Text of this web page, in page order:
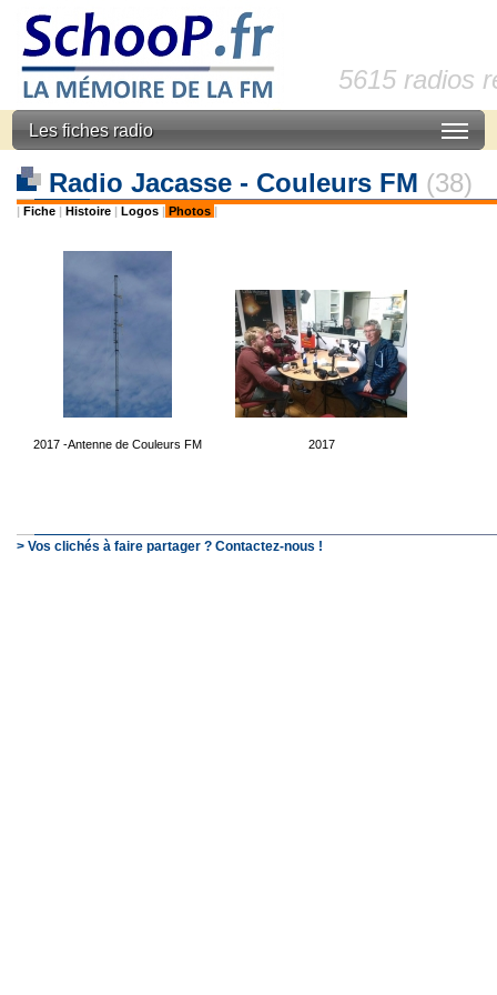
5615 radios
Les fiches radio
Radio Jacasse - Couleurs FM (38)
| Fiche | Histoire | Logos | Photos |
2017 -Antenne de Couleurs FM 2017
> Vos clichés à faire partager ? Contactez-nous !